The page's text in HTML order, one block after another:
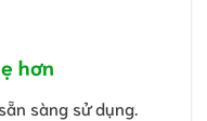
hơn
sàng sử dụng.